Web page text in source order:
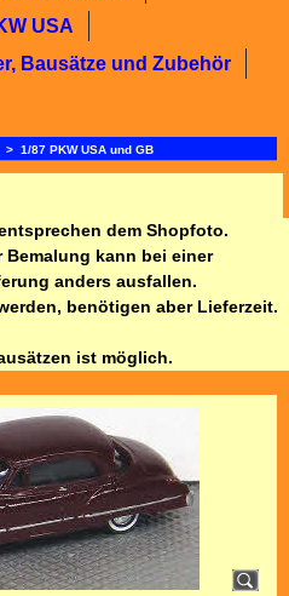
USA
Bausätze und Zubehör
> 1/87 PKW USA und GB
dem Shopfoto.
Bemalung kann bei einer
anders ausfallen.
benötigen aber Lieferzeit.
ist möglich.